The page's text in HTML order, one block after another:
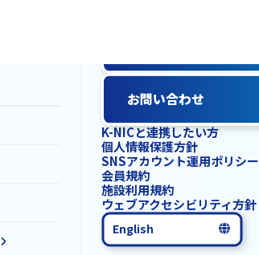
お問い合わせ
K-NICと連携したい方
個人情報保護方針
SNSアカウント運用ポリシー
会員規約
施設利用規約
ウェブアクセシビリティ方針
English